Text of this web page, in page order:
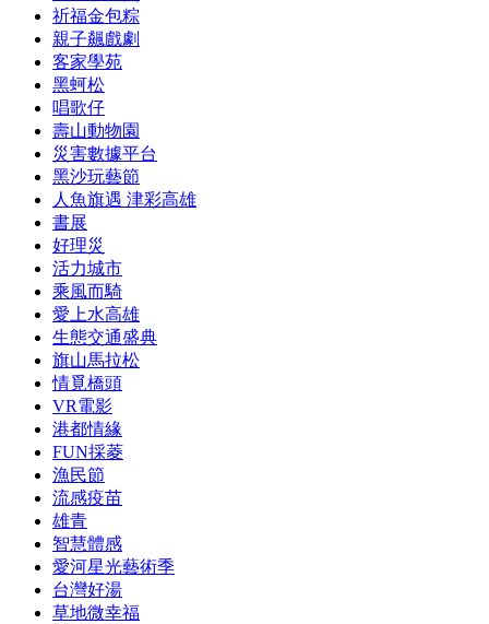
祈福金包粽
親子飆戲劇
客家學苑
黑蚵松
唱歌仔
壽山動物園
災害數據平台
黑沙玩藝節
人魚旗遇 津彩高雄
書展
好理災
活力城市
乘風而騎
愛上水高雄
生態交通盛典
旗山馬拉松
情覓橋頭
VR電影
港都情緣
FUN採菱
漁民節
流感疫苗
雄青
智慧體感
愛河星光藝術季
台灣好湯
草地微幸福